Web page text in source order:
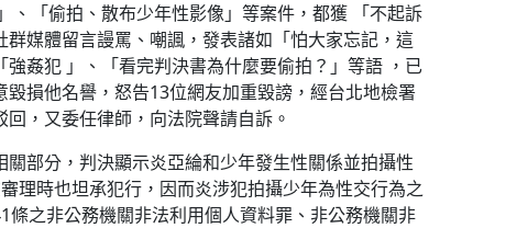
、「偷拍、散布少年性影像」等案件，都獲 「不起訴
媒體留言謾罵、嘲諷，發表諸如「怕大家忘記，這
姦犯 」、「看完判決書為什麼要偷拍？」等語 ，已
損他名譽，怒告13位網友加重毀謗，經台北地檢署
，又委任律師，向法院聲請自訴。
部分，判決顯示炎亞綸和少年發生性關係並拍攝性
理時也坦承犯行，因而炎涉犯拍攝少年為性交行為之
之非公務機關非法利用個人資料罪、非公務機關非